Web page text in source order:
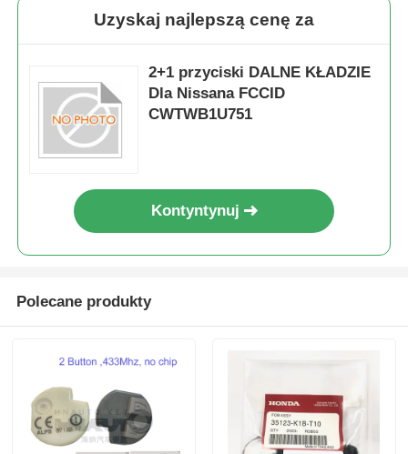
Uzyskaj najlepszą cenę za
2+1 przyciski DALNE KŁADZIE
Dla Nissana FCCID
CWTWB1U751
Kontyntynuj
Polecane produkty